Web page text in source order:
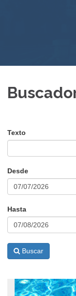
Texto
Desde
Hasta
Buscar